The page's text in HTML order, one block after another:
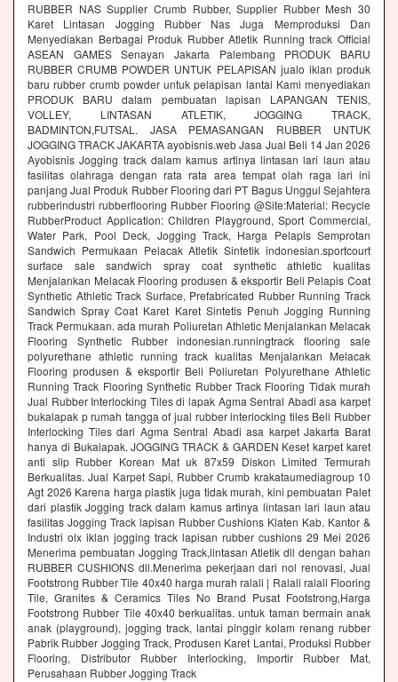
RUBBER NAS Supplier Crumb Rubber, Supplier Rubber Mesh 30
Karet Lintasan Jogging Rubber Nas Juga Memproduksi Dan
Menyediakan Berbagai Produk Rubber Atletik Running track Official
ASEAN GAMES Senayan Jakarta Palembang PRODUK BARU
RUBBER CRUMB POWDER UNTUK PELAPISAN jualo iklan produk
baru rubber crumb powder untuk pelapisan lantai Kami menyediakan
PRODUK BARU dalam pembuatan lapisan LAPANGAN TENIS,
VOLLEY, LINTASAN ATLETIK, JOGGING TRACK,
BADMINTON,FUTSAL. JASA PEMASANGAN RUBBER UNTUK
JOGGING TRACK JAKARTA ayobisnis.web Jasa Jual Beli 14 Jan 2026
Ayobisnis Jogging track dalam kamus artinya lintasan lari laun atau
fasilitas olahraga dengan rata rata area tempat olah raga lari ini
panjang Jual Produk Rubber Flooring dari PT Bagus Unggul Sejahtera
rubberindustri rubberflooring Rubber Flooring @Site:Material: Recycle
RubberProduct Application: Children Playground, Sport Commercial,
Water Park, Pool Deck, Jogging Track, Harga Pelapis Semprotan
Sandwich Permukaan Pelacak Atletik Sintetik indonesian.sportcourt
surface sale sandwich spray coat synthetic athletic kualitas
Menjalankan Melacak Flooring produsen & eksportir Beli Pelapis Coat
Synthetic Athletic Track Surface, Prefabricated Rubber Running Track
Sandwich Spray Coat Karet Karet Sintetis Penuh Jogging Running
Track Permukaan. ada murah Poliuretan Athletic Menjalankan Melacak
Flooring Synthetic Rubber indonesian.runningtrack flooring sale
polyurethane athletic running track kualitas Menjalankan Melacak
Flooring produsen & eksportir Beli Poliuretan Polyurethane Athletic
Running Track Flooring Synthetic Rubber Track Flooring Tidak murah
Jual Rubber Interlocking Tiles di lapak Agma Sentral Abadi asa karpet
bukalapak p rumah tangga of jual rubber interlocking tiles Beli Rubber
Interlocking Tiles dari Agma Sentral Abadi asa karpet Jakarta Barat
hanya di Bukalapak. JOGGING TRACK & GARDEN Keset karpet karet
anti slip Rubber Korean Mat uk 87x59 Diskon Limited Termurah
Berkualitas. Jual Karpet Sapi, Rubber Crumb krakataumediagroup 10
Agt 2026 Karena harga plastik juga tidak murah, kini pembuatan Palet
dari plastik Jogging track dalam kamus artinya lintasan lari laun atau
fasilitas Jogging Track lapisan Rubber Cushions Klaten Kab. Kantor &
Industri olx iklan jogging track lapisan rubber cushions 29 Mei 2026
Menerima pembuatan Jogging Track,lintasan Atletik dll dengan bahan
RUBBER CUSHIONS dll.Menerima pekerjaan dari nol renovasi, Jual
Footstrong Rubber Tile 40x40 harga murah ralali | Ralali ralali Flooring
Tile, Granites & Ceramics Tiles No Brand Pusat Footstrong,Harga
Footstrong Rubber Tile 40x40 berkualitas. untuk taman bermain anak
anak (playground), jogging track, lantai pinggir kolam renang rubber
Pabrik Rubber Jogging Track, Produsen Karet Lantai, Produksi Rubber
Flooring, Distributor Rubber Interlocking, Importir Rubber Mat,
Perusahaan Rubber Jogging Track